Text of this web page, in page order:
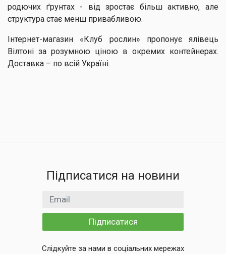
родючих ґрунтах - від зростає більш активно, але
структура стає менш привабливою.
Інтернет-магазин «Клуб рослин» пропонує ялівець
Вілтоні за розумною ціною в окремих контейнерах.
Доставка – по всій Україні.
Підписатися на новини
Email
Підписатися
Слідкуйте за нами в соціальних мережах